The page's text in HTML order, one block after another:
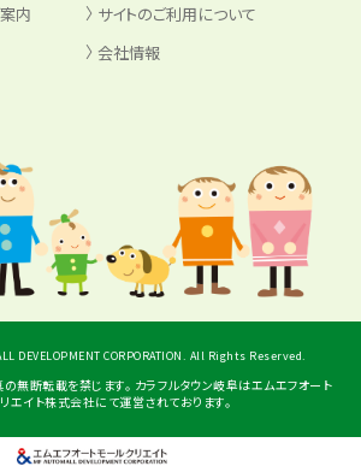
内
サイトのご利用について
会社情報
DEVELOPMENT CORPORATION. All Rights Reserved.
無断転載を禁じます。 カラフルタウン岐阜はエムエフオート
エイト株式会社にて運営されております。